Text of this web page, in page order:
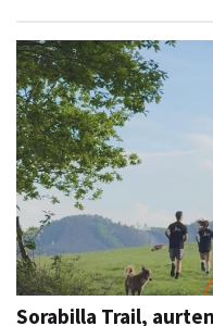
Sorabilla Trail,